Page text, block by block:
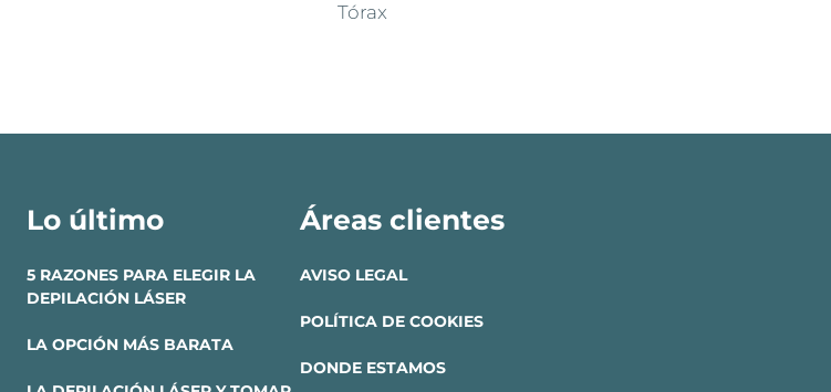
Tórax
Lo último
5 RAZONES PARA ELEGIR LA
DEPILACIÓN LÁSER
LA OPCIÓN MÁS BARATA
Áreas clientes
AVISO LEGAL
POLÍTICA DE COOKIES
DONDE ESTAMOS